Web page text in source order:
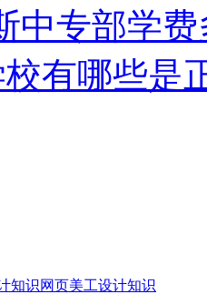
中专部学
有哪些是
知识网页美工设计知识